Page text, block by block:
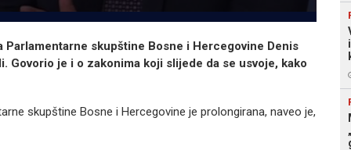
skupštine Bosne i Hercegovine Denis
je i o zakonima koji slijede da se usvoje, kako
skupštine Bosne i Hercegovine je prolongirana, naveo je,